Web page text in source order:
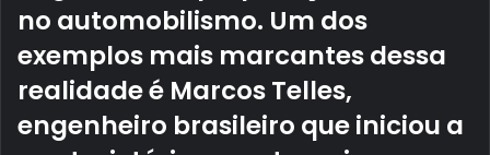
no automobilismo. Um dos
exemplos mais marcantes dessa
realidade é Marcos Telles,
engenheiro brasileiro que iniciou a